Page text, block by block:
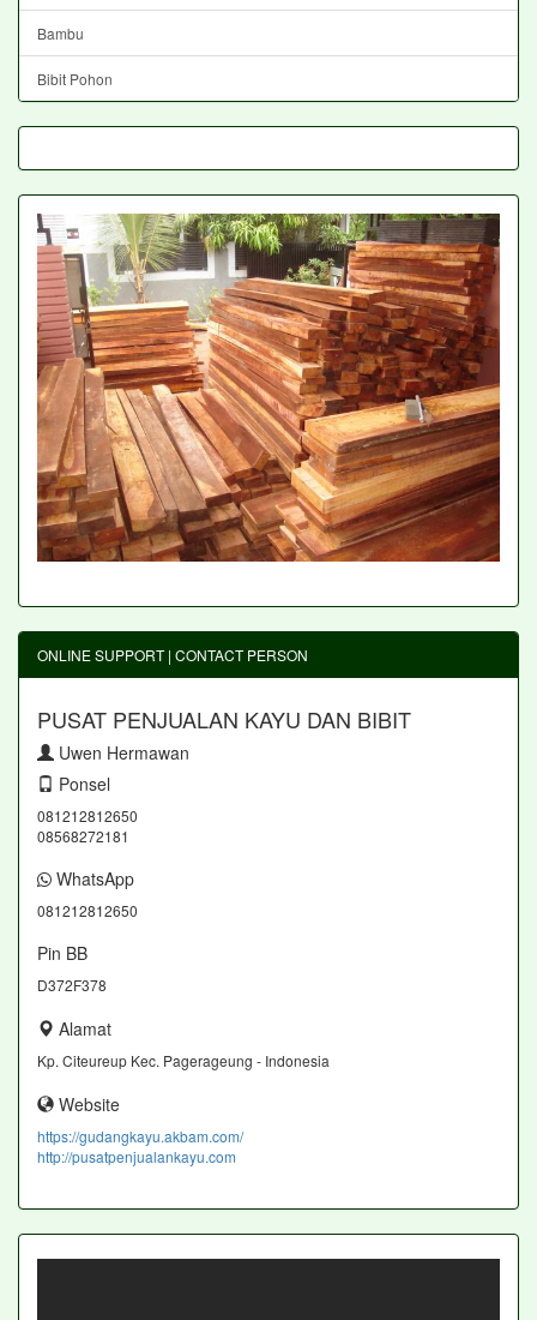
Bambu
Bibit Pohon
ONLINE SUPPORT | CONTACT PERSON
PUSAT PENJUALAN KAYU DAN BIBIT
Uwen Hermawan
Ponsel
081212812650
08568272181
WhatsApp
081212812650
Pin BB
D372F378
Alamat
Kp. Citeureup Kec. Pagerageung - Indonesia
Website
https://gudangkayu.akbam.com/
http://pusatpenjualankayu.com